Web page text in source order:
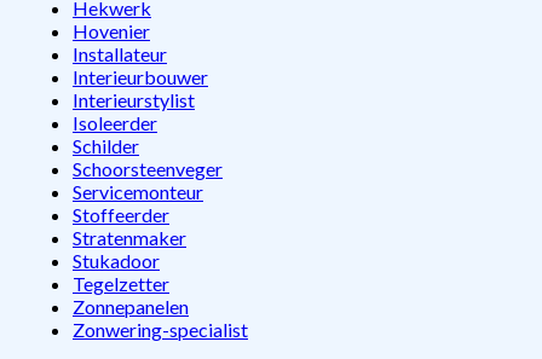
Hekwerk
Hovenier
Installateur
Interieurbouwer
Interieurstylist
Isoleerder
Schilder
Schoorsteenveger
Servicemonteur
Stoffeerder
Stratenmaker
Stukadoor
Tegelzetter
Zonnepanelen
Zonwering-specialist